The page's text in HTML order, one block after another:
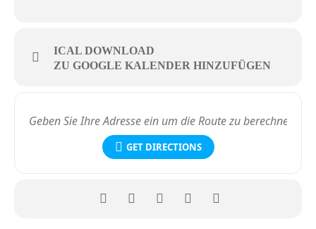
ICAL DOWNLOAD
ZU GOOGLE KALENDER HINZUFÜGEN
GET DIRECTIONS